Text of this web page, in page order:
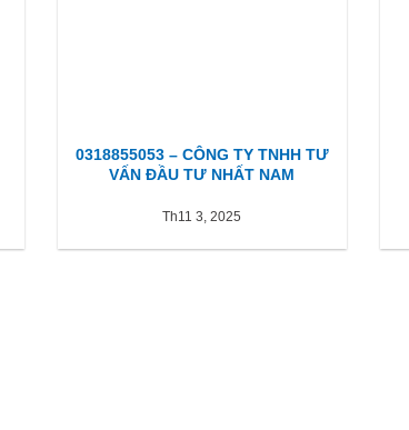
0318855053 – CÔNG TY TNHH TƯ
VẤN ĐẦU TƯ NHẤT NAM
Th11 3, 2025